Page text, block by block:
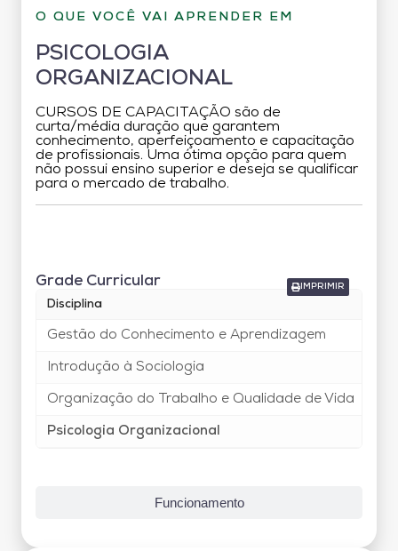
O QUE VOCÊ VAI APRENDER EM
PSICOLOGIA
ORGANIZACIONAL
CURSOS DE CAPACITAÇÃO são de
curta/média duração que garantem
conhecimento, aperfeiçoamento e capacitação
de profissionais. Uma ótima opção para quem
não possui ensino superior e deseja se qualificar
para o mercado de trabalho.
Funcionamento
IMPRIMIR
Grade Curricular
Disciplina
Gestão do Conhecimento e Aprendizagem
Introdução à Sociologia
Organização do Trabalho e Qualidade de Vida
Psicologia Organizacional